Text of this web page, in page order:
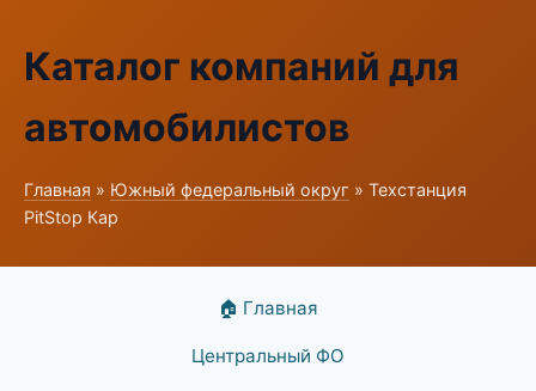
Каталог компаний для
автомобилистов
Главная » Южный федеральный округ » Техстанция
PitStop Кар
🏠 Главная
Центральный ФО